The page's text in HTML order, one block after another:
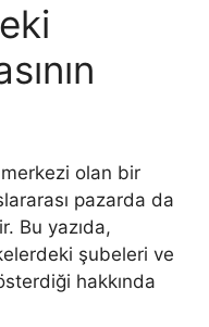
merkezi olan bir
pazarda da
Bu yazıda,
şubeleri ve
hakkında